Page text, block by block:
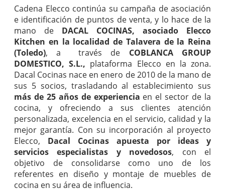
Cadena Elecco continúa su campaña de asociación
e identificación de puntos de venta, y lo hace de la
mano de DACAL COCINAS, asociado Elecco
Kitchen en la localidad de Talavera de la Reina
(Toledo), a través de COBLANCA GROUP
DOMESTICO, S.L., plataforma Elecco en la zona.
Dacal Cocinas nace en enero de 2010 de la mano de
sus 5 socios, trasladando al establecimiento sus
más de 25 años de experiencia en el sector de la
cocina, y ofreciendo a sus clientes atención
personalizada, excelencia en el servicio, calidad y la
mejor garantía. Con su incorporación al proyecto
Elecco, Dacal Cocinas apuesta por ideas y
servicios especialistas y novedosos, con el
objetivo de consolidarse como uno de los
referentes en diseño y montaje de muebles de
cocina en su área de influencia.